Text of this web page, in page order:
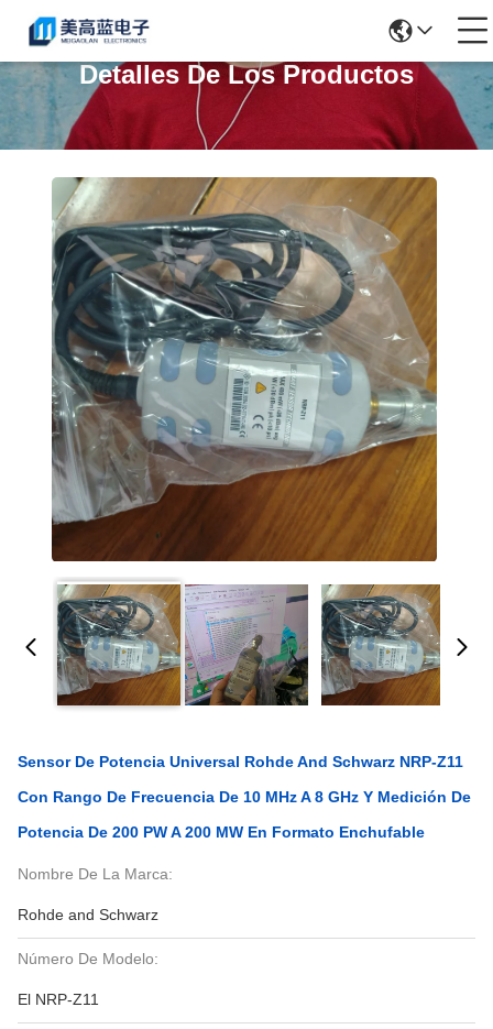
Detalles De Los Productos
Sensor De Potencia Universal Rohde And Schwarz NRP-Z11
Con Rango De Frecuencia De 10 MHz A 8 GHz Y Medición De
Potencia De 200 PW A 200 MW En Formato Enchufable
Nombre De La Marca:
Rohde and Schwarz
Número De Modelo:
El NRP-Z11